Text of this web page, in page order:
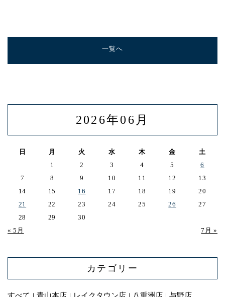
一覧へ
2026年06月
日 月 火 水 木 金 土
« 5月 7月 »
1 2 3 4 5
6
7
8 9 10 11 12
13
14
15 16 17 18 19
20
21
22 23 24 25 26
27
28
29 30
カテゴリー